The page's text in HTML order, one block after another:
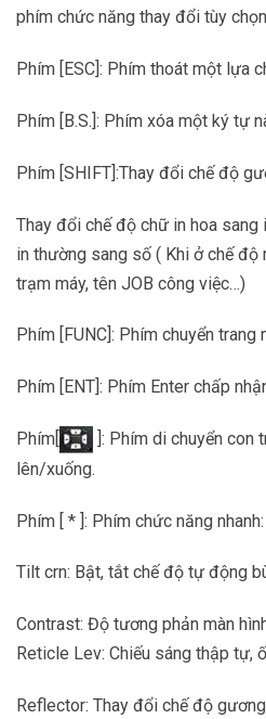
phím chức năng thay đổi tùy
Phím [ESC]: Phím thoát một lựa
Phím [B.S.]: Phím xóa một ký tự
Phím [SHIFT]:Thay đổi chế độ
Thay đổi chế độ chữ in hoa sang
in thường sang số ( Khi ở chế
trạm máy, tên JOB công việc…)
Phím [FUNC]: Phím chuyển trang
Phím [ENT]: Phím Enter chấp
Phím[
]: Phím di chuyển con
lên/xuống.
Phím [ * ]: Phím chức năng nhanh:
Tilt crn: Bật, tắt chế độ tự động
Contrast: Độ tương phản màn
Reticle Lev: Chiếu sáng thập tự,
Reflector: Thay đổi chế độ